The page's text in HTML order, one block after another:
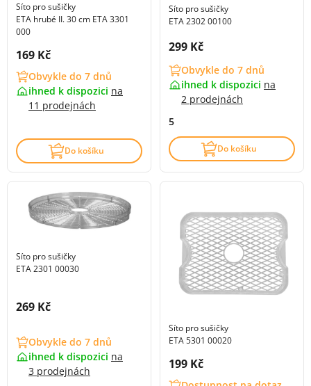
Síto pro sušičky
ETA hrubé II. 30 cm ETA 3301
000
Cena s DPH:
169 Kč
Obvykle do 7 dnů
ihned k dispozici na
11 prodejnách
Do košíku
Síto pro sušičky
ETA 2302 00100
Cena s DPH:
299 Kč
Obvykle do 7 dnů
ihned k dispozici na
2 prodejnách
5
Do košíku
Síto pro sušičky
ETA 2301 00030
Cena s DPH:
269 Kč
Obvykle do 7 dnů
ihned k dispozici na
3 prodejnách
Síto pro sušičky
ETA 5301 00020
Cena s DPH:
199 Kč